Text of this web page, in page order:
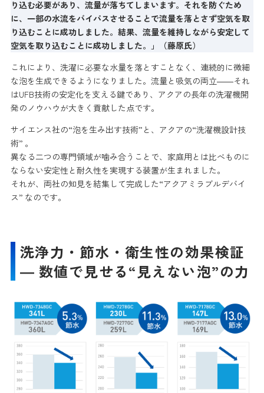
り込む必要があり、流量が落ちてしまいます。それを防ぐため
に、一部の水流をバイパスさせることで流量を落とさず空気を取
り込むことに成功しました。結果、流量を維持しながら安定して
空気を取り込むことに成功しました。」（藤原氏）
これにより、洗濯に必要な水量を落とすことなく、連続的に微細
な泡を生成できるようになりました。流量と吸気の両立――それ
はUFB技術の安定化を支える鍵であり、アクアの長年の洗濯機開
発のノウハウが大きく貢献した点です。
サイエンス社の“泡を生み出す技術”と、アクアの“洗濯機設計技
術” 。
異なる二つの専門領域が噛み合うことで、家庭用とは比べものに
ならない安定性と耐久性を実現する装置が生まれました。
それが、両社の知見を結集して完成した“アクアミラブルデバイ
ス” なのです。
洗浄力・節水・衛生性の効果検証
― 数値で見せる“見えない泡”の力